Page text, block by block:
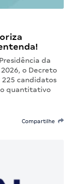
da
o Decreto
225 candidatos
quantitativo
Compartilhe